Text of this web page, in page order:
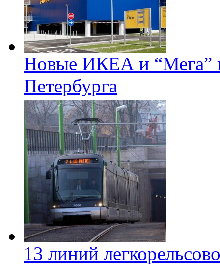
Новые ИКЕА и “Мега”
Петербурга
13 линий